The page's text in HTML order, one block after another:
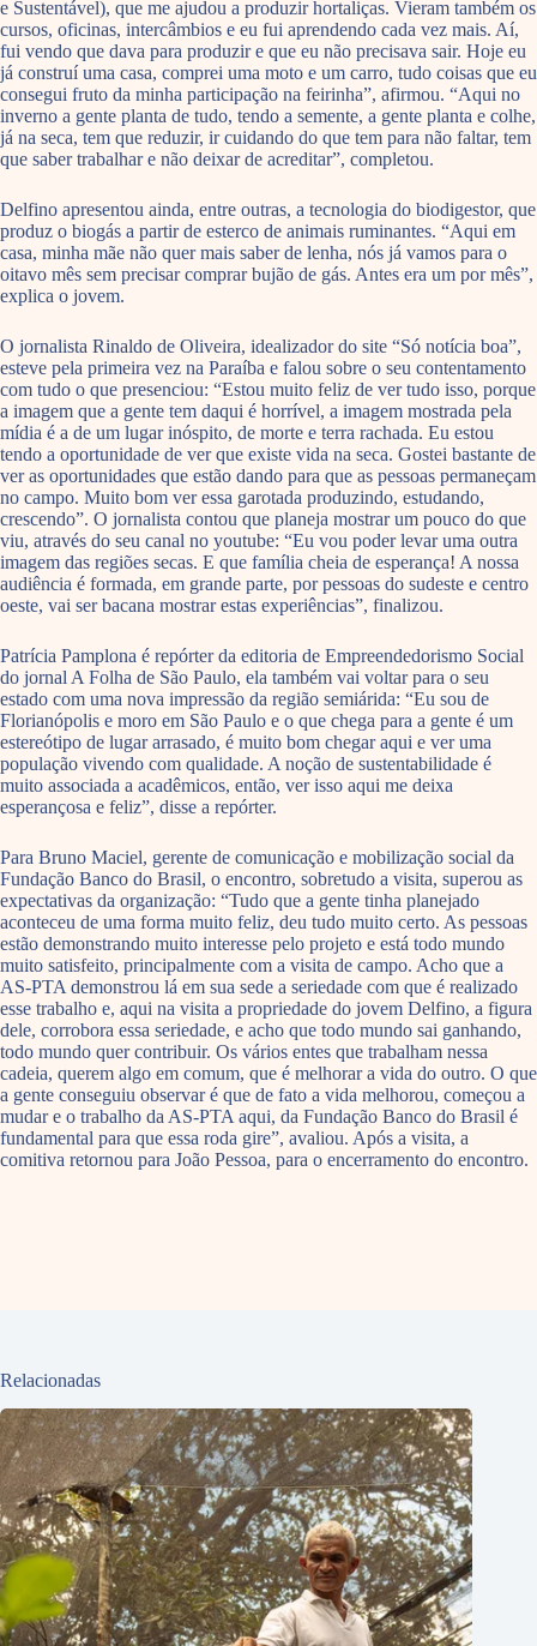
e Sustentável), que me ajudou a produzir hortaliças. Vieram também os
cursos, oficinas, intercâmbios e eu fui aprendendo cada vez mais. Aí,
fui vendo que dava para produzir e que eu não precisava sair. Hoje eu
já construí uma casa, comprei uma moto e um carro, tudo coisas que eu
consegui fruto da minha participação na feirinha”, afirmou. “Aqui no
inverno a gente planta de tudo, tendo a semente, a gente planta e colhe,
já na seca, tem que reduzir, ir cuidando do que tem para não faltar, tem
que saber trabalhar e não deixar de acreditar”, completou.
Delfino apresentou ainda, entre outras, a tecnologia do biodigestor, que
produz o biogás a partir de esterco de animais ruminantes. “Aqui em
casa, minha mãe não quer mais saber de lenha, nós já vamos para o
oitavo mês sem precisar comprar bujão de gás. Antes era um por mês”,
explica o jovem.
O jornalista Rinaldo de Oliveira, idealizador do site “Só notícia boa”,
esteve pela primeira vez na Paraíba e falou sobre o seu contentamento
com tudo o que presenciou: “Estou muito feliz de ver tudo isso, porque
a imagem que a gente tem daqui é horrível, a imagem mostrada pela
mídia é a de um lugar inóspito, de morte e terra rachada. Eu estou
tendo a oportunidade de ver que existe vida na seca. Gostei bastante de
ver as oportunidades que estão dando para que as pessoas permaneçam
no campo. Muito bom ver essa garotada produzindo, estudando,
crescendo”. O jornalista contou que planeja mostrar um pouco do que
viu, através do seu canal no youtube: “Eu vou poder levar uma outra
imagem das regiões secas. E que família cheia de esperança! A nossa
audiência é formada, em grande parte, por pessoas do sudeste e centro
oeste, vai ser bacana mostrar estas experiências”, finalizou.
Patrícia Pamplona é repórter da editoria de Empreendedorismo Social
do jornal A Folha de São Paulo, ela também vai voltar para o seu
estado com uma nova impressão da região semiárida: “Eu sou de
Florianópolis e moro em São Paulo e o que chega para a gente é um
estereótipo de lugar arrasado, é muito bom chegar aqui e ver uma
população vivendo com qualidade. A noção de sustentabilidade é
muito associada a acadêmicos, então, ver isso aqui me deixa
esperançosa e feliz”, disse a repórter.
Para Bruno Maciel, gerente de comunicação e mobilização social da
Fundação Banco do Brasil, o encontro, sobretudo a visita, superou as
expectativas da organização: “Tudo que a gente tinha planejado
aconteceu de uma forma muito feliz, deu tudo muito certo. As pessoas
estão demonstrando muito interesse pelo projeto e está todo mundo
muito satisfeito, principalmente com a visita de campo. Acho que a
AS-PTA demonstrou lá em sua sede a seriedade com que é realizado
esse trabalho e, aqui na visita a propriedade do jovem Delfino, a figura
dele, corrobora essa seriedade, e acho que todo mundo sai ganhando,
todo mundo quer contribuir. Os vários entes que trabalham nessa
cadeia, querem algo em comum, que é melhorar a vida do outro. O que
a gente conseguiu observar é que de fato a vida melhorou, começou a
mudar e o trabalho da AS-PTA aqui, da Fundação Banco do Brasil é
fundamental para que essa roda gire”, avaliou. Após a visita, a
comitiva retornou para João Pessoa, para o encerramento do encontro.
Relacionadas